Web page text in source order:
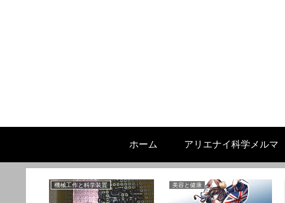
ホーム アリエナイ科学メルマ
機械工作と科学装置 美容と健康